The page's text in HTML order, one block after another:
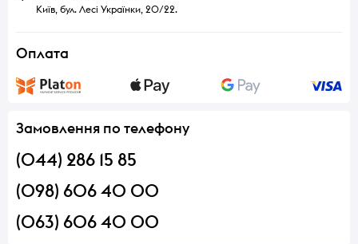
Київ, бул. Лесі Українки, 20/22.
Оплата
Замовлення по телефону
(044) 286 15 85
(098) 606 40 00
(063) 606 40 00